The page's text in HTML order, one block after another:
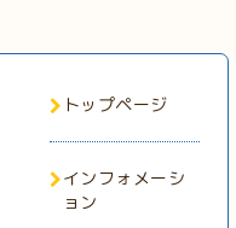
トップページ
インフォメーシ
ョン